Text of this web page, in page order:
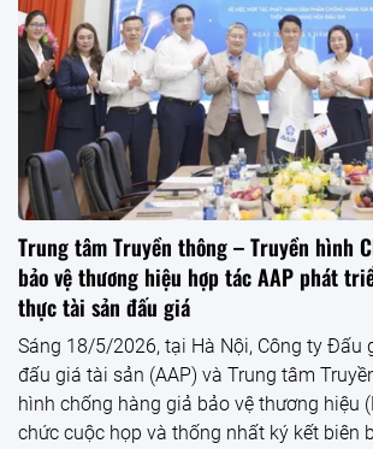
Trung tâm Truyền thông – Truyền hình
bảo vệ thương hiệu hợp tác AAP phát
thực tài sản đấu giá
Sáng 18/5/2026, tại Hà Nội, Công ty Đấu
đấu giá tài sản (AAP) và Trung tâm
hình chống hàng giả bảo vệ thương hiệu
chức cuộc họp và thống nhất ký kết biên